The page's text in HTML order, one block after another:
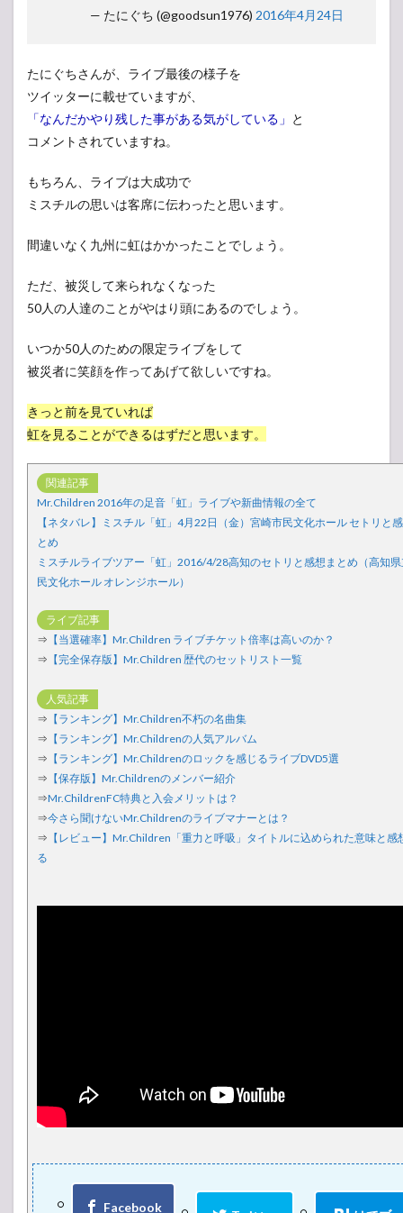
— たにぐち (@goodsun1976) 2016年4月24日
たにぐちさんが、ライブ最後の様子を
ツイッターに載せていますが、
「なんだかやり残した事がある気がしている」 と
コメントされていますね。
もちろん、ライブは大成功で
ミスチルの思いは客席に伝わったと思います。
間違いなく九州に虹はかかったことでしょう。
ただ、被災して来られなくなった
50人の人達のことがやはり頭にあるのでしょう。
いつか50人のための限定ライブをして
被災者に笑顔を作ってあげて欲しいですね。
きっと前を見ていれば
虹を見ることができるはずだと思います。
関連記事
Mr.Children 2016年の足音「虹」ライブや新曲情報の全て
【ネタバレ】ミスチル「虹」4月22日（金）宮崎市民文化ホール セトリと
とめ
ミスチルライブツアー「虹」2016/4/28高知のセトリと感想まとめ（高知
民文化ホール オレンジホール）
ライブ記事
⇒ 【当選確率】Mr.Children ライブチケット倍率は高いのか？
⇒ 【完全保存版】Mr.Children 歴代のセットリスト一覧
人気記事
⇒ 【ランキング】Mr.Children不朽の名曲集
⇒ 【ランキング】Mr.Childrenの人気アルバム
⇒ 【ランキング】Mr.Childrenのロックを感じるライブDVD5選
⇒ 【保存版】Mr.Childrenのメンバー紹介
⇒Mr.ChildrenFC特典と入会メリットは？
⇒今さら聞けないMr.Childrenのライブマナーとは？
⇒ 【レビュー】Mr.Children「重力と呼吸」タイトルに込められた意味と感
る